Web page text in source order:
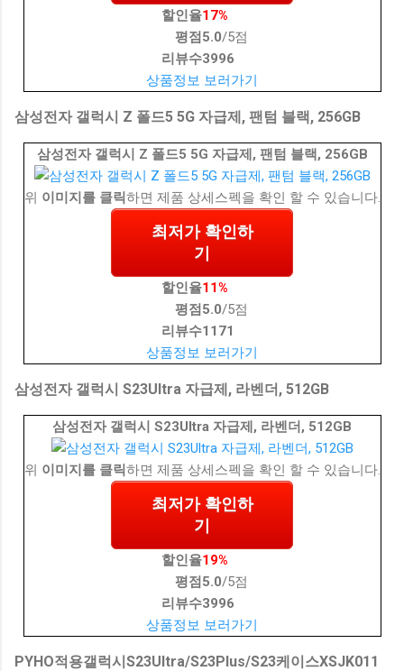
할인율17%
평점 5.0/5점
리뷰수3996
상품정보 보러가기
삼성전자 갤럭시 Z 폴드5 5G 자급제, 팬텀 블랙, 256GB
삼성전자 갤럭시 Z 폴드5 5G 자급제, 팬텀 블랙, 256GB
위 이미지를 클릭하면 제품 상세스펙을 확인 할 수 있습니다.
최저가 확인하
기
할인율11%
평점 5.0/5점
리뷰수1171
상품정보 보러가기
삼성전자 갤럭시 S23Ultra 자급제, 라벤더, 512GB
삼성전자 갤럭시 S23Ultra 자급제, 라벤더, 512GB
위 이미지를 클릭하면 제품 상세스펙을 확인 할 수 있습니다.
최저가 확인하
기
할인율19%
평점 5.0/5점
리뷰수3996
상품정보 보러가기
PYHO적용갤럭시S23Ultra/S23Plus/S23케이스XSJK011